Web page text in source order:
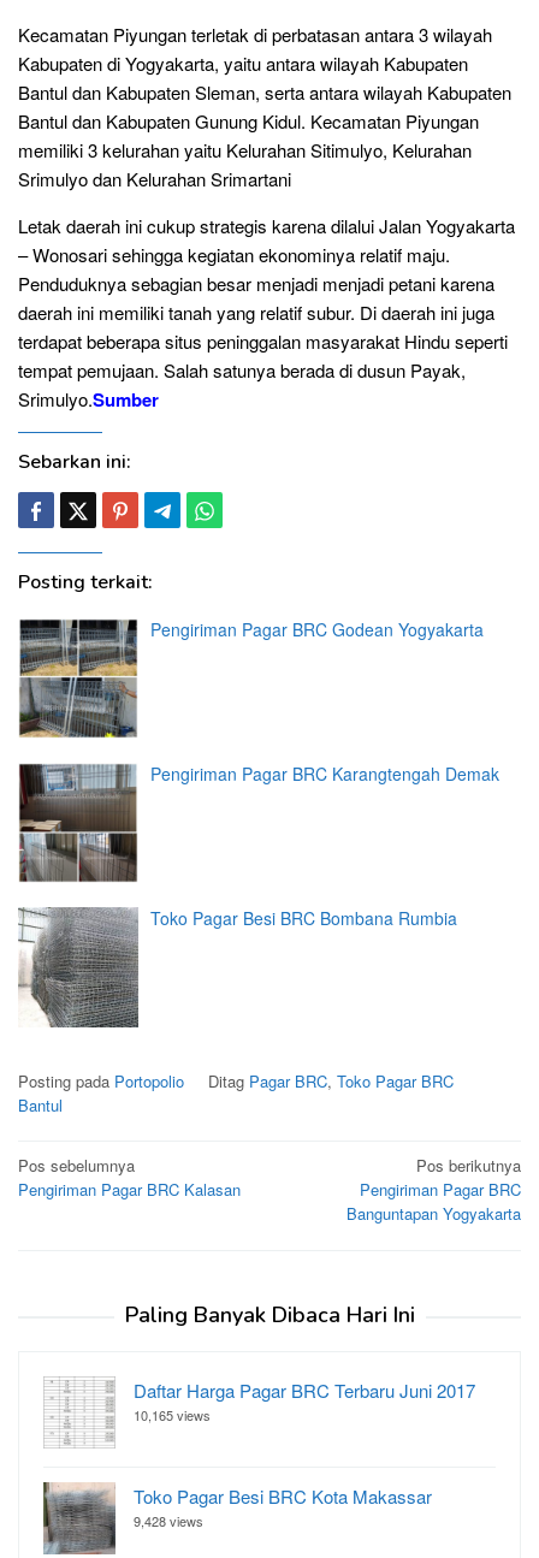
Kecamatan Piyungan terletak di perbatasan antara 3 wilayah
Kabupaten di Yogyakarta, yaitu antara wilayah Kabupaten
Bantul dan Kabupaten Sleman, serta antara wilayah Kabupaten
Bantul dan Kabupaten Gunung Kidul. Kecamatan Piyungan
memiliki 3 kelurahan yaitu Kelurahan Sitimulyo, Kelurahan
Srimulyo dan Kelurahan Srimartani
Letak daerah ini cukup strategis karena dilalui Jalan Yogyakarta
– Wonosari sehingga kegiatan ekonominya relatif maju.
Penduduknya sebagian besar menjadi menjadi petani karena
daerah ini memiliki tanah yang relatif subur. Di daerah ini juga
terdapat beberapa situs peninggalan masyarakat Hindu seperti
tempat pemujaan. Salah satunya berada di dusun Payak,
Srimulyo.Sumber
Sebarkan ini:
Posting terkait:
Pengiriman Pagar BRC Godean Yogyakarta
Pengiriman Pagar BRC Karangtengah Demak
Toko Pagar Besi BRC Bombana Rumbia
Posting pada Portopolio Ditag Pagar BRC, Toko Pagar BRC
Bantul
Navigasi
pos
Pos sebelumnya
Pengiriman Pagar BRC Kalasan
Pos berikutnya
Pengiriman Pagar BRC
Banguntapan Yogyakarta
Paling Banyak Dibaca Hari Ini
Daftar Harga Pagar BRC Terbaru Juni 2017
10,165 views
Toko Pagar Besi BRC Kota Makassar
9,428 views